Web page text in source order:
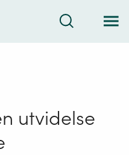
Søk
utvidelse